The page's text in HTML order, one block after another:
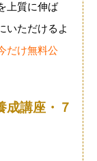
上質に伸ば
いただけるよ
だけ無料公
成講座・７